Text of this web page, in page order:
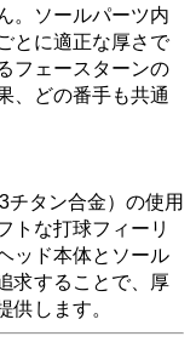
。ソールパーツ内
とに適正な厚さで
フェースターンの
、どの番手も共通
チタン合金）の使用
トな打球フィーリ
ッド本体とソール
求することで、厚
供します。